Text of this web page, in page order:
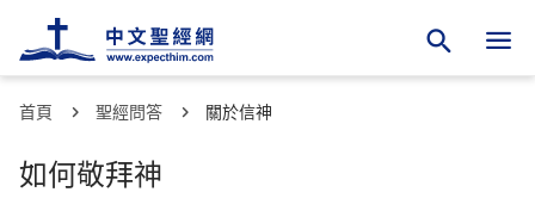
首頁 聖經問答 關於信神
如何敬拜神